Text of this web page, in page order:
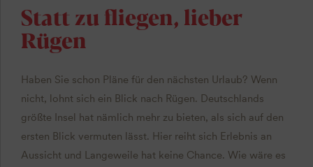
Statt zu fliegen, lieber
Rügen
Haben Sie schon Pläne für den nächsten Urlaub? Wenn
nicht, lohnt sich ein Blick nach Rügen. Deutschlands
größte Insel hat nämlich mehr zu bieten, als sich auf den
ersten Blick vermuten lässt. Hier reiht sich Erlebnis an
Aussicht und Langeweile hat keine Chance. Wie wäre es